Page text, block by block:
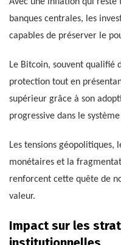
banques centrales, les
capables de préserver le
Le Bitcoin, souvent qualifié
protection tout en
supérieur grâce à son
progressive dans le
Les tensions géopolitiques,
monétaires et la
renforcent cette quête de
valeur.
Impact sur les